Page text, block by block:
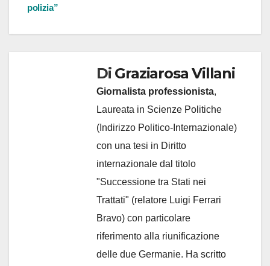
polizia”
Di Graziarosa Villani
Giornalista professionista,
Laureata in Scienze Politiche
(Indirizzo Politico-Internazionale)
con una tesi in Diritto
internazionale dal titolo
"Successione tra Stati nei
Trattati" (relatore Luigi Ferrari
Bravo) con particolare
riferimento alla riunificazione
delle due Germanie. Ha scritto